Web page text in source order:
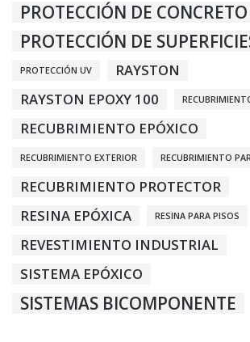
PROTECCIÓN DE CONCRETO
PROTECCIÓN DE
PROTECCIÓN UV
RAYSTON
RAYSTON EPOXY 100
RECUBRIMIENTO EPÓXICO
RECUBRIMIENTO EXTERIOR RECUBRIMIENTO
RECUBRIMIENTO PROTECTOR
RESINA EPÓXICA
RESINA PARA PISOS
REVESTIMIENTO INDUSTRIAL
SISTEMA EPÓXICO
SISTEMAS BICOMPONENTE